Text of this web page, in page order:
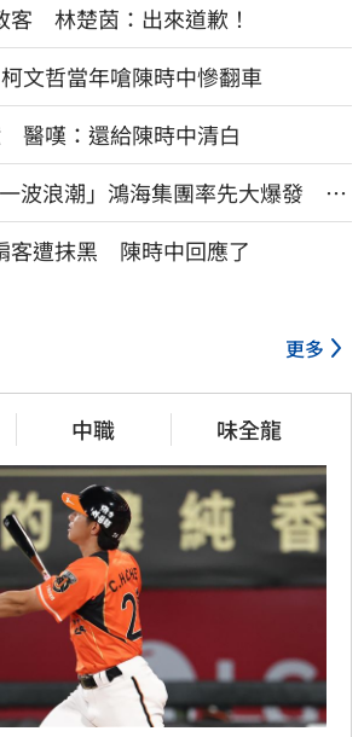
客 林楚茵：出來道歉！
文哲當年嗆陳時中慘翻車
醫嘆：還給陳時中清白
波浪潮」鴻海集團率先大爆發 台
客遭抹黑 陳時中回應了
更多
中職 味全龍